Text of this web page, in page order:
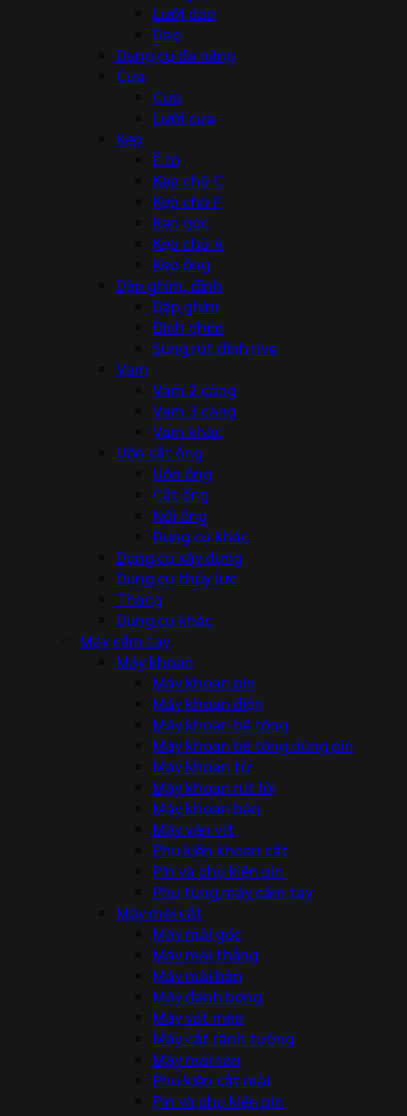
Lưỡi dao
Dao
Dụng cụ đa năng
Cưa
Cưa
Lưỡi cưa
Kẹp
Ê tô
Kẹp chữ C
Kẹp chữ F
Kẹp góc
Kẹp chữ A
Kẹp ống
Dập ghim, đinh
Dập ghim
Đinh ghim
Súng rút đinh rive
Vam
Vam 2 càng
Vam 3 càng
Vam khác
Uốn cắt ống
Uốn ống
Cắt ống
Nối ống
Dụng cụ khác
Dụng cụ xây dựng
Dụng cụ thủy lực
Thang
Dụng cụ khác
Máy cầm tay
Máy khoan
Máy khoan pin
Máy khoan điện
Máy khoan bê tông
Máy khoan bê tông dùng pin
Máy khoan từ
Máy khoan rút lõi
Máy khoan bàn
Máy vặn vít
Phụ kiện khoan cắt
Pin và phụ kiện pin
Phụ tùng máy cầm tay
Máy mài cắt
Máy mài góc
Máy mài thẳng
Máy mài bàn
Máy đánh bóng
Máy vát mép
Máy cắt rãnh tường
Máy mài sàn
Phụ kiện cắt mài
Pin và phụ kiện pin